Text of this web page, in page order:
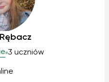
3 uczniów